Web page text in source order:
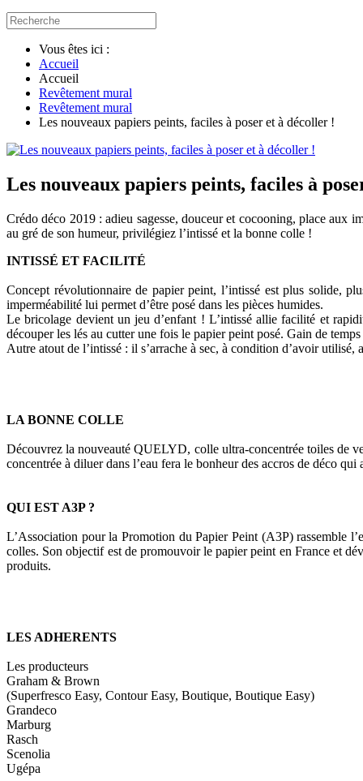
Vous êtes ici :
Accueil
Accueil
Revêtement mural
Revêtement mural
Les nouveaux papiers peints, faciles à poser et à décoller !
Les nouveaux papiers peints, faciles à
Crédo déco 2019 : adieu sagesse, douceur et cocooning, place aux
au gré de son humeur, privilégiez l’intissé et la bonne colle !
INTISSÉ ET FACILITÉ
Concept révolutionnaire de papier peint, l’intissé est plus solide,
imperméabilité lui permet d’être posé dans les pièces humides.
Le bricolage devient un jeu d’enfant ! L’intissé allie facilité et
découper les lés au cutter une fois le papier peint posé. Gain de temps
Autre atout de l’intissé : il s’arrache à sec, à condition d’avoir utilisé,
LA BONNE COLLE
Découvrez la nouveauté QUELYD, colle ultra-concentrée toiles de
concentrée à diluer dans l’eau fera le bonheur des accros de déco
QUI EST A3P ?
L’Association pour la Promotion du Papier Peint (A3P) rassemble
colles. Son objectif est de promouvoir le papier peint en France et
produits.
LES ADHERENTS
Les producteurs
Graham & Brown
(Superfresco Easy, Contour Easy, Boutique, Boutique Easy)
Grandeco
Marburg
Rasch
Scenolia
Ugépa